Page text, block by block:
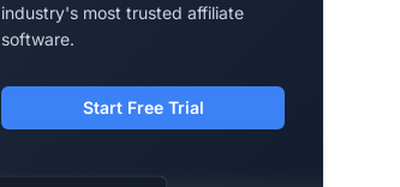
industry's most trusted affiliate
software.
Start Free Trial